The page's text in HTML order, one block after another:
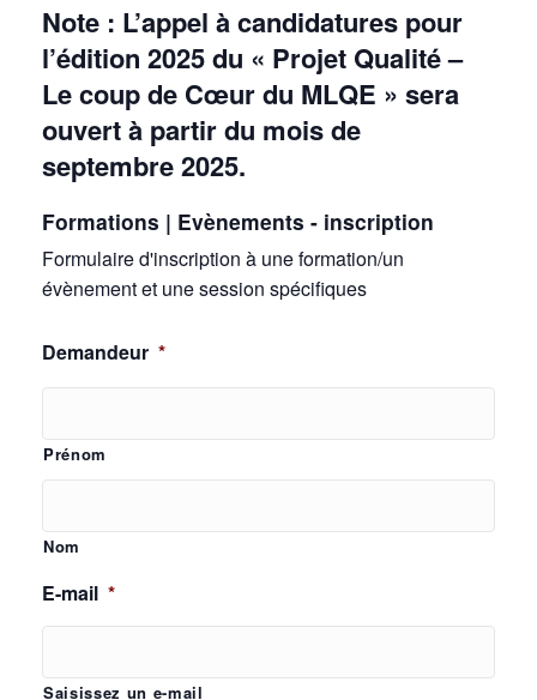
Note : L’appel à candidatures pour
l’édition 2025 du « Projet Qualité –
Le coup de Cœur du MLQE » sera
ouvert à partir du mois de
septembre 2025.
Formations | Evènements - inscription
Formulaire d'inscription à une formation/un
évènement et une session spécifiques
Demandeur *
Prénom
Nom
E-mail *
Saisissez un e-mail